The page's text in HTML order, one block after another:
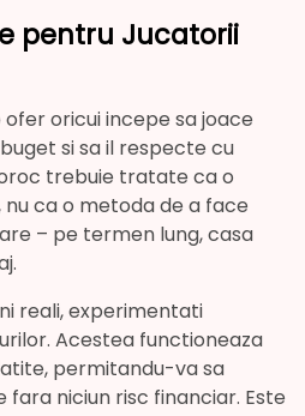
pentru Jucatorii
oricui incepe sa joace
si sa il respecte cu
trebuie tratate ca o
ca o metoda de a face
– pe termen lung, casa
reali, experimentati
Acestea functioneaza
permitandu-va sa
niciun risc financiar. Este